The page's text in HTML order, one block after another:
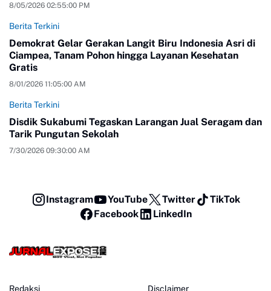
8/05/2026 02:55:00 PM
Berita Terkini
Demokrat Gelar Gerakan Langit Biru Indonesia Asri di
Ciampea, Tanam Pohon hingga Layanan Kesehatan
Gratis
8/01/2026 11:05:00 AM
Berita Terkini
Disdik Sukabumi Tegaskan Larangan Jual Seragam dan
Tarik Pungutan Sekolah
7/30/2026 09:30:00 AM
Instagram YouTube Twitter
TikTok
Facebook
LinkedIn
Redaksi Disclaimer